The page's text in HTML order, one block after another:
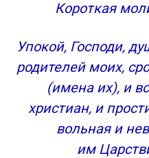
Короткая
Упокой, Господи,
родителей моих,
(имена их), и
христиан, и
вольная и
им